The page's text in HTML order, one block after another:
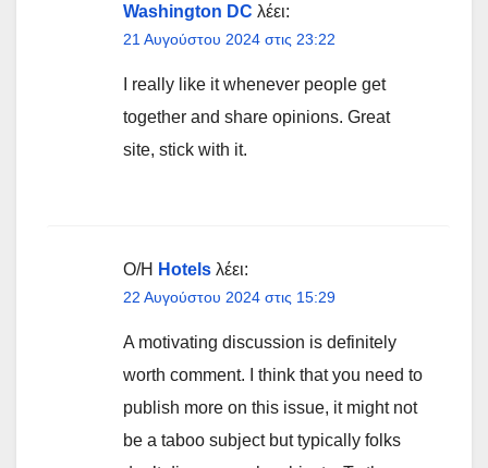
Washington DC λέει:
21 Αυγούστου 2024 στις 23:22
I really like it whenever people get
together and share opinions. Great
site, stick with it.
Ο/Η Hotels λέει:
22 Αυγούστου 2024 στις 15:29
A motivating discussion is definitely
worth comment. I think that you need to
publish more on this issue, it might not
be a taboo subject but typically folks